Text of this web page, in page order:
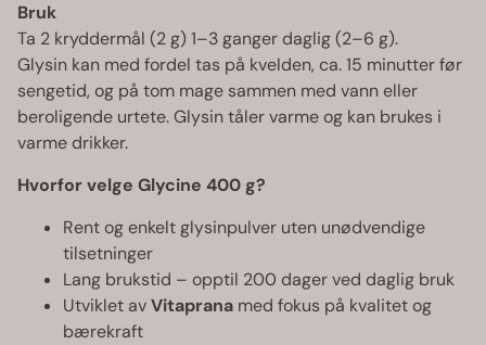
Bruk
Ta 2 kryddermål (2 g) 1–3 ganger daglig (2–6 g).
Glysin kan med fordel tas på kvelden, ca. 15 minutter før
sengetid, og på tom mage sammen med vann eller
beroligende urtete. Glysin tåler varme og kan brukes i
varme drikker.
Hvorfor velge Glycine 400 g?
Rent og enkelt glysinpulver uten unødvendige
tilsetninger
Lang brukstid – opptil 200 dager ved daglig bruk
Utviklet avVitaprana med fokus på kvalitet og
bærekraft